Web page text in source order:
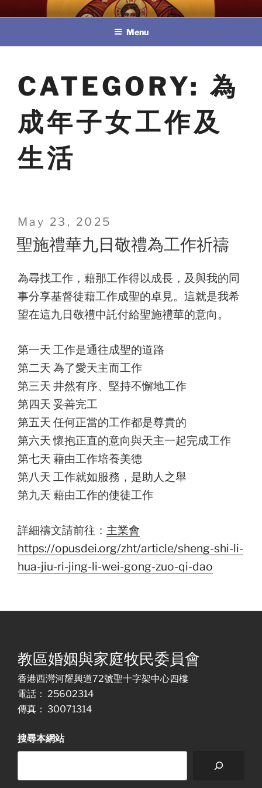
to
教區婚姻與家庭牧民委員會
Menu
CATEGORY: 為
成年子女工作及
生活
Posted
on
May 23, 2025
聖施禮華九日敬禮為工作祈禱
為尋找工作，藉那工作得以成長，及與我的同
事分享基督徒藉工作成聖的卓見。這就是我希
望在這九日敬禮中託付給聖施禮華的意向。
第一天 工作是通往成聖的道路
第二天 為了愛天主而工作
第三天 井然有序、堅持不懈地工作
第四天 妥善完工
第五天 任何正當的工作都是尊貴的
第六天 懷抱正直的意向與天主一起完成工作
第七天 藉由工作培養美德
第八天 工作就如服務，是助人之舉
第九天 藉由工作的使徒工作
詳細禱文請前往： 主業會
https://opusdei.org/zht/article/sheng-shi-li-
hua-jiu-ri-jing-li-wei-gong-zuo-qi-dao
教區婚姻與家庭牧民委員會
香港西灣河耀興道72號聖十字架中心四樓
電話： 25602314
傳真： 30071314
搜尋本網站